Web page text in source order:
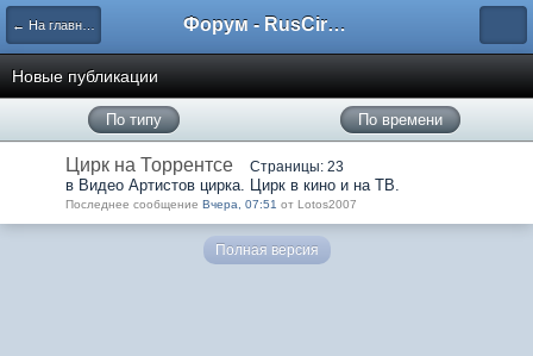
← На главную Форум - RusCircus.ru
Новые публикации
По типу По времени
Цирк на Торрентсе Страницы: 23
в Видео Артистов цирка. Цирк в кино и на ТВ.
Последнее сообщение Вчера, 07:51 от Lotos2007
Полная версия